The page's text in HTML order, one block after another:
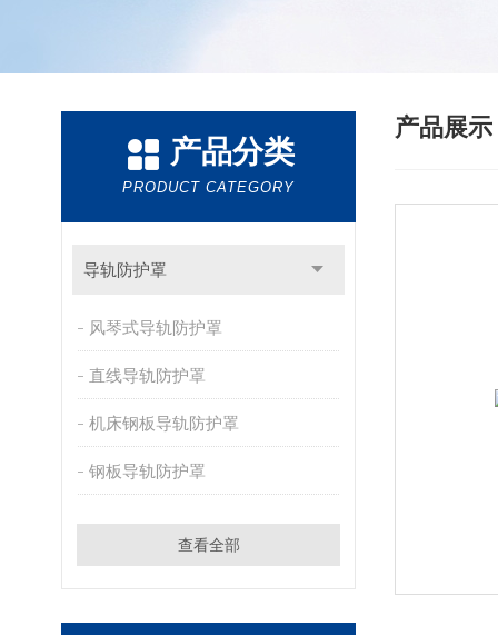
产品分类
PRODUCT CATEGORY
导轨防护罩
风琴式导轨防护罩
直线导轨防护罩
机床钢板导轨防护罩
钢板导轨防护罩
查看全部
产品展示